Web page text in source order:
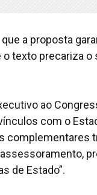
a proposta
texto precariza o
ao
com o
complementares
de Estado”.